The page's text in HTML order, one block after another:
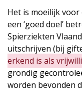
Het is moeilijk
een ‘goed doel’
Spierziekten
uitschrijven (bij
erkend is als
grondig
worden bevonden